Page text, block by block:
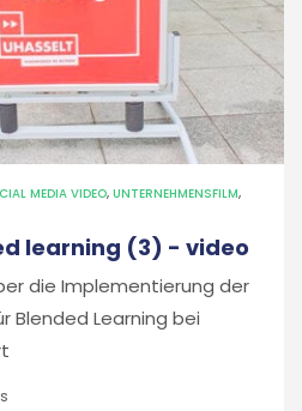
MEDIA VIDEO, UNTERNEHMENSFILM,
learning (3) - video
die Implementierung der
Blended Learning bei